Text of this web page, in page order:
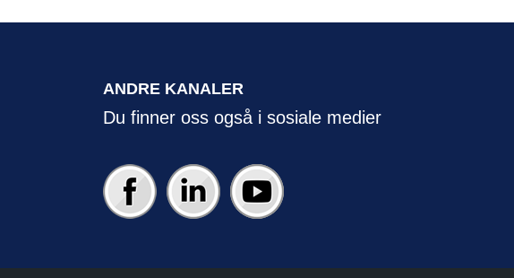
ANDRE KANALER
Du finner oss også i sosiale medier